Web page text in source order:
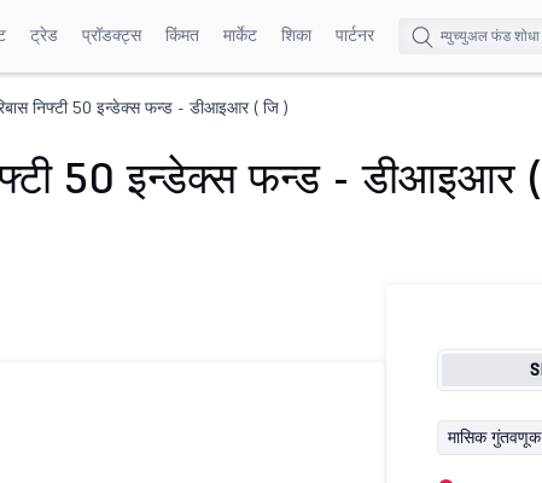
ट्रेड प्रॉडक्ट्स किंमत मार्केट शिका पार्टनर
निफ्टी 50 इन्डेक्स फन्ड - डीआइआर ( जि )
50 इन्डेक्स फन्ड - डीआइआर
मासिक गुंतवणूक